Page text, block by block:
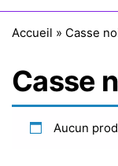
Accueil » Casse
Casse
Aucun